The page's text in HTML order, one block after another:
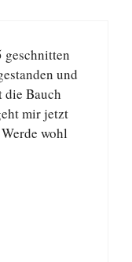
geschnitten
und
Bauch
mir jetzt
wohl